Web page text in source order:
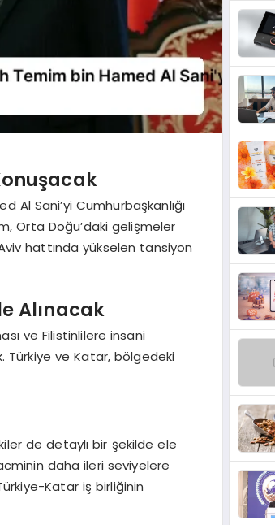
Al Sani’yi Cumhurbaşkanlığı
Orta Doğu’daki gelişmeler
hattında yükselen tansiyon
Alınacak
ve Filistinlilere insani
Türkiye ve Katar, bölgedeki
de detaylı bir şekilde ele
daha ileri seviyelere
Katar iş birliğinin